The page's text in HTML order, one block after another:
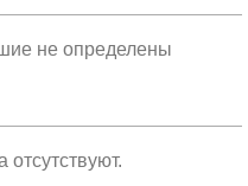
не определены
отсутствуют.